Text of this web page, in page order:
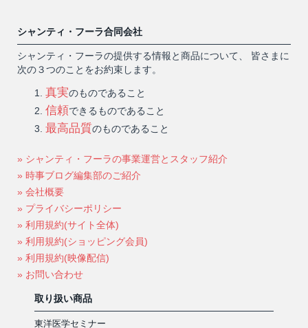
シャンティ・フーラ合同会社
シャンティ・フーラの提供する情報と商品について、 皆さまに
次の３つのことをお約束します。
真実のものであること
信頼できるものであること
最高品質のものであること
» シャンティ・フーラの事業運営とスタッフ紹介
» 時事ブログ編集部のご紹介
» 会社概要
» プライバシーポリシー
» 利用規約(サイト全体)
» 利用規約(ショッピング会員)
» 利用規約(映像配信)
» お問い合わせ
取り扱い商品
東洋医学セミナー